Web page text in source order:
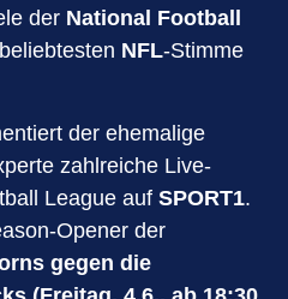
der National Football
NFL-Stimme
der ehemalige
zahlreiche Live-
League auf SPORT1.
Opener der
gegen die